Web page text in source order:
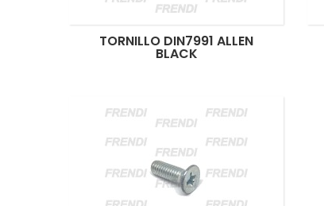
TORNILLO DIN7991 ALLEN
BLACK